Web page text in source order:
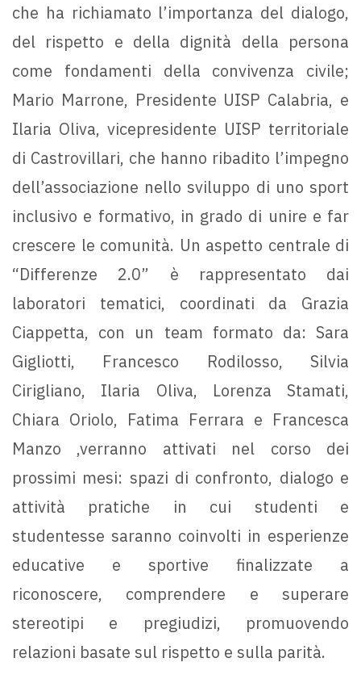
che ha richiamato l’importanza del dialogo,
del rispetto e della dignità della persona
come fondamenti della convivenza civile;
Mario Marrone, Presidente UISP Calabria, e
Ilaria Oliva, vicepresidente UISP territoriale
di Castrovillari, che hanno ribadito l’impegno
dell’associazione nello sviluppo di uno sport
inclusivo e formativo, in grado di unire e far
crescere le comunità. Un aspetto centrale di
“Differenze 2.0” è rappresentato dai
laboratori tematici, coordinati da Grazia
Ciappetta, con un team formato da: Sara
Gigliotti, Francesco Rodilosso, Silvia
Cirigliano, Ilaria Oliva, Lorenza Stamati,
Chiara Oriolo, Fatima Ferrara e Francesca
Manzo ,verranno attivati nel corso dei
prossimi mesi: spazi di confronto, dialogo e
attività pratiche in cui studenti e
studentesse saranno coinvolti in esperienze
educative e sportive finalizzate a
riconoscere, comprendere e superare
stereotipi e pregiudizi, promuovendo
relazioni basate sul rispetto e sulla parità.